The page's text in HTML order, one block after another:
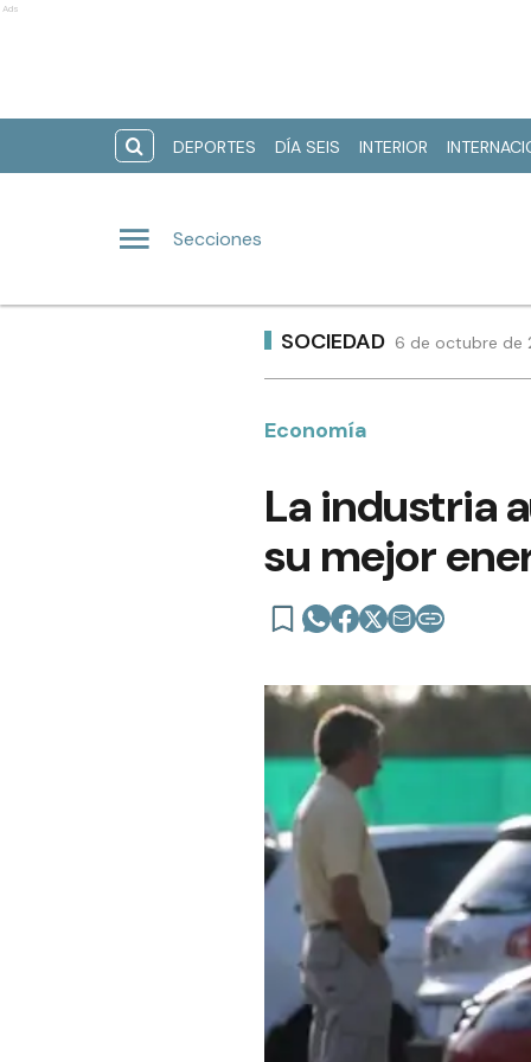
Ads
DEPORTES DÍA SEIS INTERIOR
Secciones
SOCIEDAD 6 de octubre de
Economía
La industria
su mejor